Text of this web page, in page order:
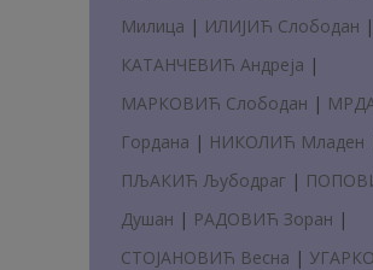
Милица | ИЛИЈИЋ Слободан |
КАТАНЧЕВИЋ Андреја |
МАРКОВИЋ Слободан |
Гордана | НИКОЛИЋ Младен
ПЉАКИЋ Љубодраг |
Душан | РАДОВИЋ Зоран |
СТОЈАНОВИЋ Весна |